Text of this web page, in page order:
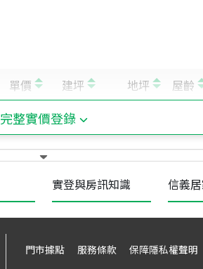
完整實價登錄
實登與房訊知識 信義
門市據點 服務條款 保障隱私權聲明